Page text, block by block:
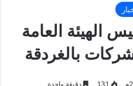
الهيئة العامة
بالغردقة
131 دقيقة واحدة